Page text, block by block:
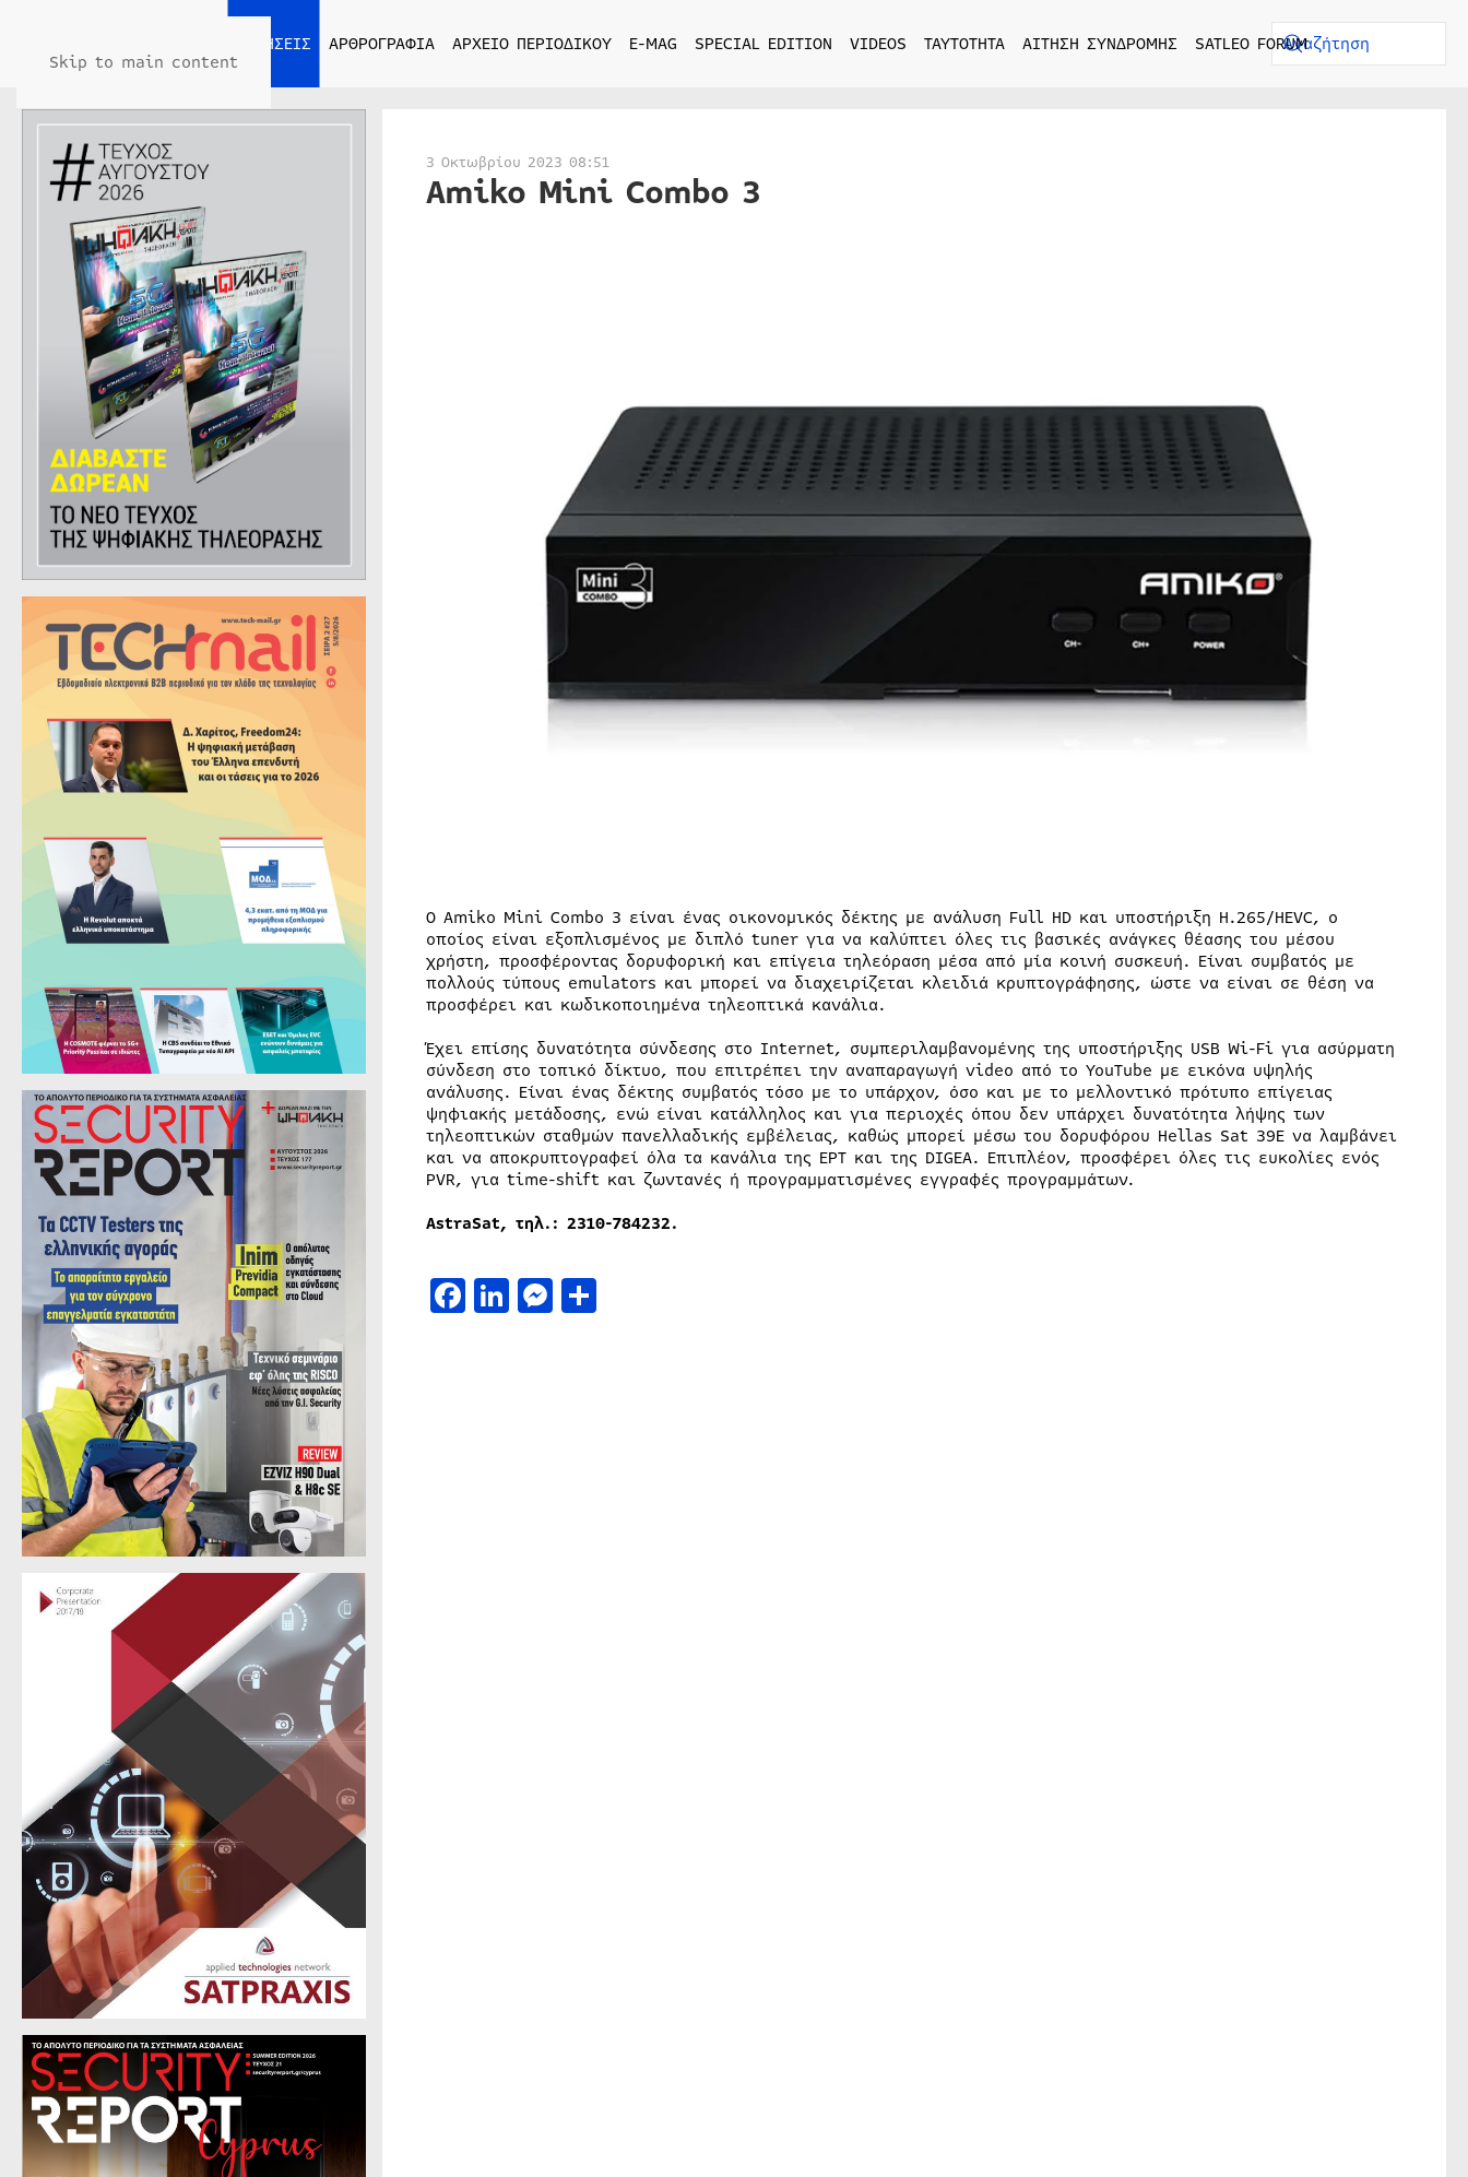
Skip to main content
ΕΙΔΗΣΕΙΣ ΑΡΘΡΟΓΡΑΦΙΑ ΑΡΧΕΙΟ ΠΕΡΙΟΔΙΚΟΥ E-MAG SPECIAL EDITION VIDEOS ΤΑΥΤΟΤΗΤΑ ΑΙΤΗΣΗ ΣΥΝΔΡΟΜΗΣ SATLEO FORUM
3 Οκτωβρίου 2023 08:51
Amiko Mini Combo 3
Ο Amiko Mini Combo 3 είναι ένας οικονομικός δέκτης με ανάλυση Full HD και υποστήριξη H.265/HEVC, ο
οποίος είναι εξοπλισμένος με διπλό tuner για να καλύπτει όλες τις βασικές ανάγκες θέασης του μέσου
χρήστη, προσφέροντας δορυφορική και επίγεια τηλεόραση μέσα από μία κοινή συσκευή. Είναι συμβατός με
πολλούς τύπους emulators και μπορεί να διαχειρίζεται κλειδιά κρυπτογράφησης, ώστε να είναι σε θέση να
προσφέρει και κωδικοποιημένα τηλεοπτικά κανάλια.
Έχει επίσης δυνατότητα σύνδεσης στο Internet, συμπεριλαμβανομένης της υποστήριξης USB Wi-Fi για ασύρματη
σύνδεση στο τοπικό δίκτυο, που επιτρέπει την αναπαραγωγή video από το YouTube με εικόνα υψηλής
ανάλυσης. Είναι ένας δέκτης συμβατός τόσο με το υπάρχον, όσο και με το μελλοντικό πρότυπο επίγειας
ψηφιακής μετάδοσης, ενώ είναι κατάλληλος και για περιοχές όπου δεν υπάρχει δυνατότητα λήψης των
τηλεοπτικών σταθμών πανελλαδικής εμβέλειας, καθώς μπορεί μέσω του δορυφόρου Hellas Sat 39E να λαμβάνει
και να αποκρυπτογραφεί όλα τα κανάλια της ΕΡΤ και της DIGEA. Επιπλέον, προσφέρει όλες τις ευκολίες ενός
PVR, για time-shift και ζωντανές ή προγραμματισμένες εγγραφές προγραμμάτων.
AstraSat, τηλ.: 2310-784232.
Facebook
LinkedIn
Messenger
Μοιραστείτε